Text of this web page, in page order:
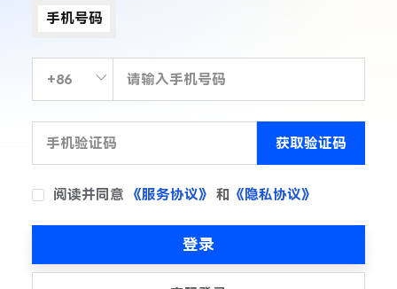
手机号码
获取验证码
阅读并同意 《服务协议》 和 《隐私协议》
登录